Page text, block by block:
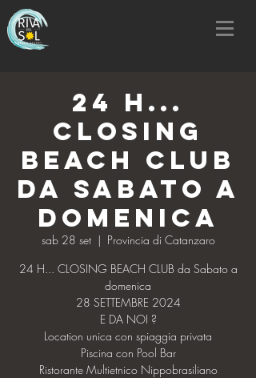
24 H...
CLOSING
BEACH CLUB
da Sabato a
domenica
sab 28 set
  |
Provincia di Catanzaro
24 H... CLOSING BEACH CLUB da Sabato a
domenica
28 SETTEMBRE 2024
E DA NOI ?
Location unica con spiaggia privata
Piscina con Pool Bar
Ristorante Multietnico Nippobrasiliano